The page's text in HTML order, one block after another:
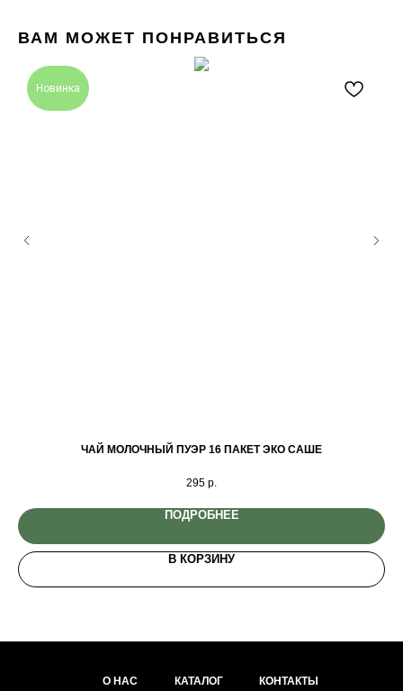
ВАМ МОЖЕТ ПОНРАВИТЬСЯ
Новинка
ЧАЙ МОЛОЧНЫЙ ПУЭР 16 ПАКЕТ ЭКО САШЕ
295 р.
ПОДРОБНЕЕ
В КОРЗИНУ
О НАС КАТАЛОГ КОНТАКТЫ